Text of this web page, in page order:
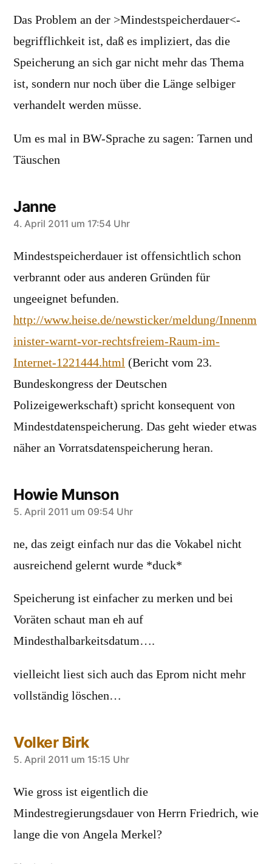
Das Problem an der >Mindestspeicherdauer<-
begrifflichkeit ist, daß es impliziert, das die
Speicherung an sich gar nicht mehr das Thema
ist, sondern nur noch über die Länge selbiger
verhandelt werden müsse.
Um es mal in BW-Sprache zu sagen: Tarnen und
Täuschen
Janne
sagt:
4. April 2011 um 17:54 Uhr
Mindestspeicherdauer ist offensichtlich schon
verbrannt oder aus anderen Gründen für
ungeeignet befunden.
http://www.heise.de/newsticker/meldung/Innenm
inister-warnt-vor-rechtsfreiem-Raum-im-
Internet-1221444.html (Bericht vom 23.
Bundeskongress der Deutschen
Polizeigewerkschaft) spricht konsequent von
Mindestdatenspeicherung. Das geht wieder etwas
näher an Vorratsdatenspeicherung heran.
Howie Munson
sagt:
5. April 2011 um 09:54 Uhr
ne, das zeigt einfach nur das die Vokabel nicht
ausreichend gelernt wurde *duck*
Speicherung ist einfacher zu merken und bei
Voräten schaut man eh auf
Mindesthalbarkeitsdatum….
vielleicht liest sich auch das Eprom nicht mehr
vollständig löschen…
Volker Birk
sagt:
5. April 2011 um 15:15 Uhr
Wie gross ist eigentlich die
Mindestregierungsdauer von Herrn Friedrich, wie
lange die von Angela Merkel?